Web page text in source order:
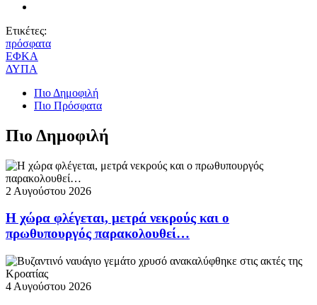
Ετικέτες:
πρόσφατα
ΕΦΚΑ
ΔΥΠΑ
Πιο Δημοφιλή
Πιο Πρόσφατα
Πιο Δημοφιλή
2 Αυγούστου 2026
Η χώρα φλέγεται, μετρά νεκρούς και ο
πρωθυπουργός παρακολουθεί…
4 Αυγούστου 2026